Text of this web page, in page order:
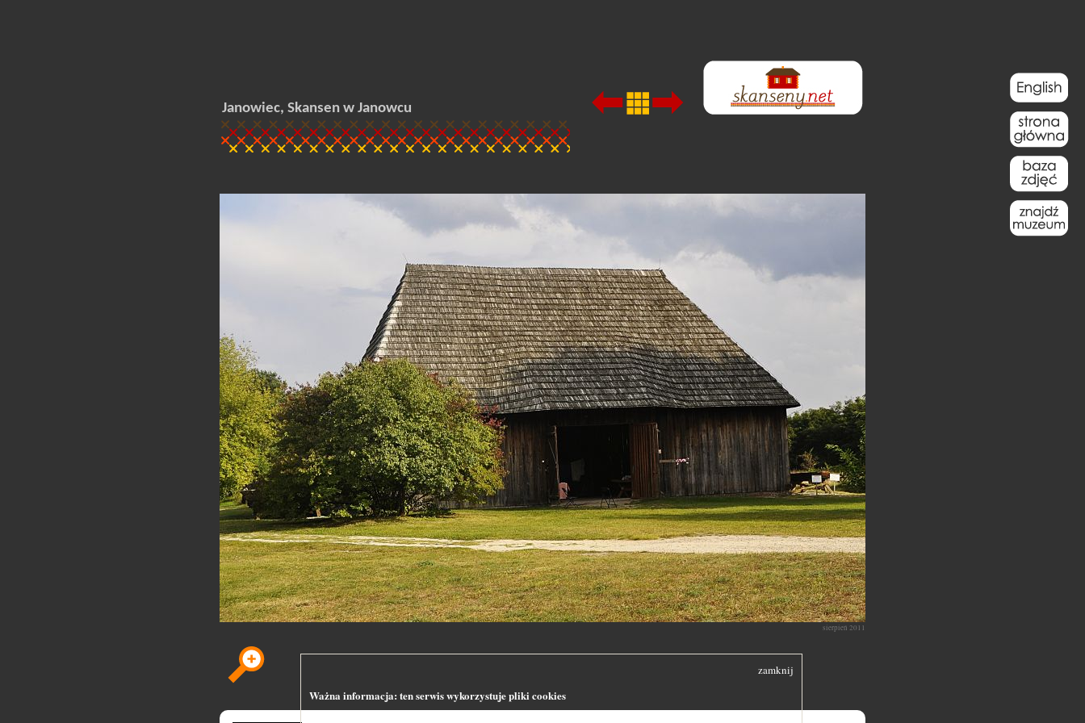
Janowiec, Skansen w Janowcu
sierpień 2011
zamknij
Ważna informacja: ten serwis wykorzystuje pliki cookies